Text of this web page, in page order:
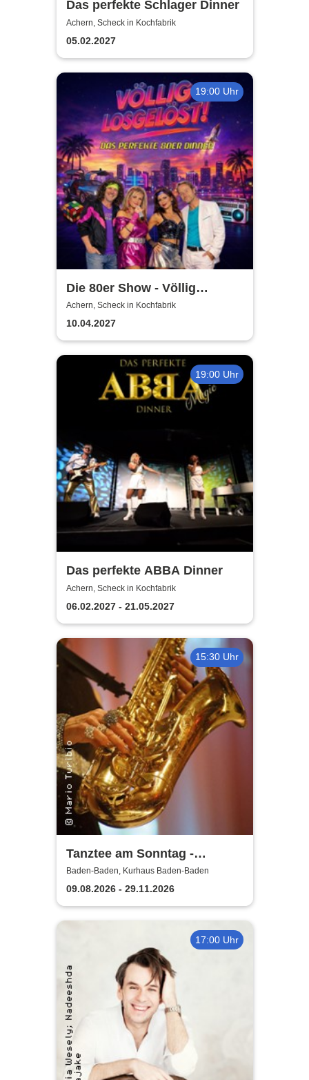
Das perfekte Schlager Dinner
Achern, Scheck in Kochfabrik
05.02.2027
19:00 Uhr
Die 80er Show - Völlig
losgelöst - Hymnen deines
Lebens
Achern, Scheck in Kochfabrik
10.04.2027
19:00 Uhr
Das perfekte ABBA Dinner
Achern, Scheck in Kochfabrik
06.02.2027 - 21.05.2027
15:30 Uhr
Tanztee am Sonntag -
Kurhaus Baden-Baden
Baden-Baden, Kurhaus Baden-Baden
09.08.2026 - 29.11.2026
17:00 Uhr